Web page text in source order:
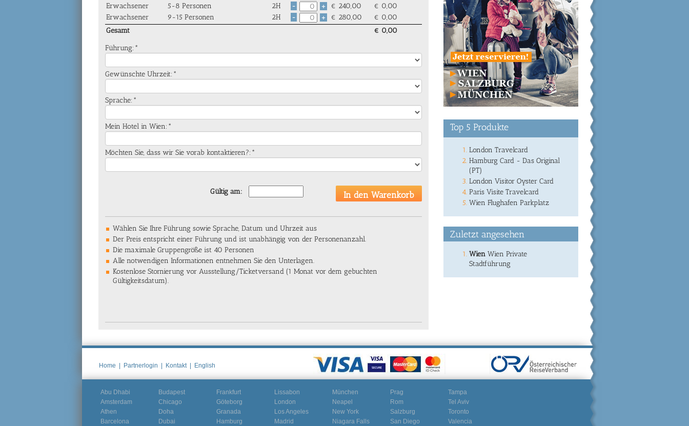
Erwachsener
5-8 Personen 2H - + € 240,00 € 0,00
Erwachsener
9-15 Personen 2H - + € 280,00 € 0,00
Gesamt
€ 0,00
Führung:*
Gewünschte Uhrzeit:*
Sprache:*
Mein Hotel in Wien:*
Möchten Sie, dass wir Sie vorab kontaktieren?:*
Gültig am:
Wählen Sie Ihre Führung sowie Sprache, Datum und Uhrzeit aus
Der Preis entspricht einer Führung und ist unabhängig von der Personenanzahl.
Die maximale Gruppengröße ist 40 Personen
Alle notwendigen Informationen entnehmen Sie den Unterlagen.
Kostenlose Stornierung vor Ausstellung/Ticketversand (1 Monat vor dem gebuchten
Gültigkeitsdatum).
Top 5 Produkte
London Travelcard
Hamburg Card - Das Original
(PT)
London Visitor Oyster Card
Paris Visite Travelcard
Wien Flughafen Parkplatz
Zuletzt angesehen
Wien Wien Private
Stadtführung
Home | Partnerlogin | Kontakt | English
Abu Dhabi
Amsterdam
Athen
Barcelona
Budapest
Chicago
Doha
Dubai
Frankfurt
Göteborg
Granada
Hamburg
Lissabon
London
Los Angeles
Madrid
München
Neapel
New York
Niagara Falls
Prag
Rom
Salzburg
San Diego
Tampa
Tel Aviv
Toronto
Valencia